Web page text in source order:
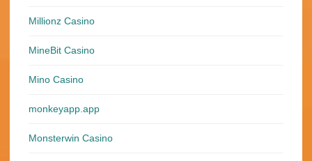
Millionz Casino
MineBit Casino
Mino Casino
monkeyapp.app
Monsterwin Casino